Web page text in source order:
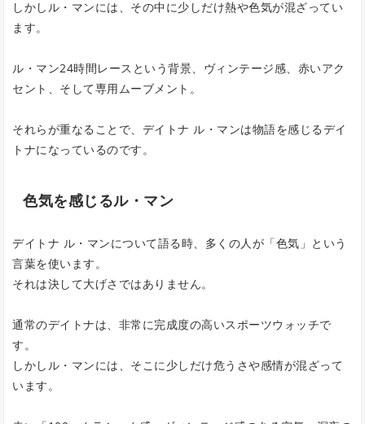
しかしル・マンには、その中に少しだけ熱や色気が混ざってい
ます。
ル・マン24時間レースという背景、ヴィンテージ感、赤いアク
セント、そして専用ムーブメント。
それらが重なることで、デイトナ ル・マンは物語を感じるデイ
トナになっているのです。
色気を感じるル・マン
デイトナ ル・マンについて語る時、多くの人が「色気」という
言葉を使います。
それは決して大げさではありません。
通常のデイトナは、非常に完成度の高いスポーツウォッチで
す。
しかしル・マンには、そこに少しだけ危うさや感情が混ざって
います。